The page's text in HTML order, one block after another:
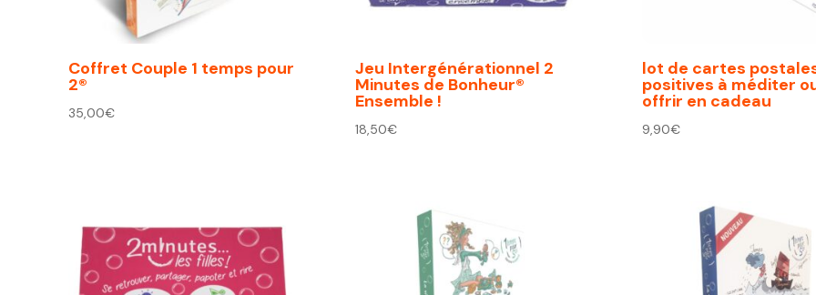
Coffret Couple 1 temps pour
2®
35,00€
Jeu Intergénérationnel 2
Minutes de Bonheur®
Ensemble !
18,50€
lot de cartes
positives à méditer
offrir en cadeau
9,90€